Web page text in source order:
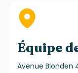
Équipe
Avenue Blonden